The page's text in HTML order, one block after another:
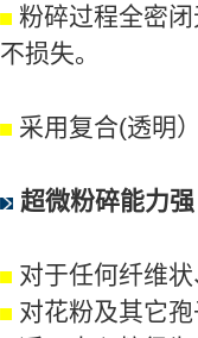
粉碎过程全密闭
不损失。
采用复合(透明
超微粉碎能力强
对于任何纤维状
对花粉及其它孢